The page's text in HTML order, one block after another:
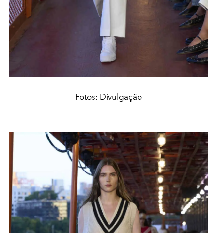
Fotos: Divulgação